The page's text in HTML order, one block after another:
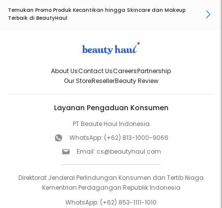
Temukan Promo Produk Kecantikan hingga Skincare dan Makeup
Terbaik di BeautyHaul
About UsContact UsCareersPartnership
Our StoreResellerBeauty Review
Layanan Pengaduan Konsumen
PT Beaute Haul Indonesia
WhatsApp: (+62) 813-1000-9066
Email: cs@beautyhaul.com
Direktorat Jenderal Perlindungan Konsumen dan Tertib Niaga
Kementrian Perdagangan Republik Indonesia
WhatsApp: (+62) 853-1111-1010